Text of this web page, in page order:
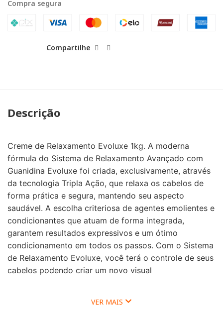
Compra segura
Compartilhe
Descrição
Creme de Relaxamento Evoluxe 1kg. A moderna
fórmula do Sistema de Relaxamento Avançado com
Guanidina Evoluxe foi criada, exclusivamente, através
da tecnologia Tripla Ação, que relaxa os cabelos de
forma prática e segura, mantendo seu aspecto
saudável. A escolha criteriosa de agentes emolientes e
condicionantes que atuam de forma integrada,
garantem resultados expressivos e um ótimo
condicionamento em todos os passos. Com o Sistema
de Relaxamento Evoluxe, você terá o controle de seus
cabelos podendo criar um novo visual
VER MAIS